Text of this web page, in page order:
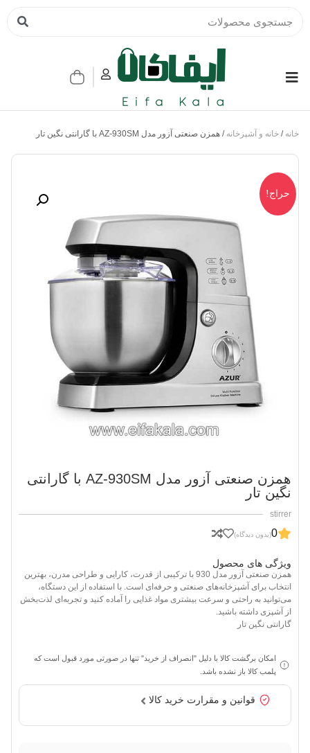
خانه / خانه و آشپزخانه / همزن صنعتی آزور مدل AZ-930SM با گارانتی نگین تار
حراج!
همزن صنعتی آزور مدل AZ-930SM با گارانتی
نگین تار
stirrer
0(بدون دیدگاه)
ویژگی های محصول
همزن صنعتی آزور مدل 930 با ترکیبی از قدرت، کارایی و طراحی مدرن، بهترین
انتخاب برای آشپزخانه‌های صنعتی و حرفه‌ای است. با استفاده از این دستگاه،
می‌توانید به راحتی و سرعت بیشتری مواد غذایی را آماده کنید و تجربه‌ای لذت‌بخش
از آشپزی داشته باشید.
گارانتی نگین تار
امکان برگشت کالا با دلیل "انصراف از خرید" تنها در صورتی مورد قبول است که
پلمب کالا باز نشده باشد.
قوانین و مقرارت خرید کالا